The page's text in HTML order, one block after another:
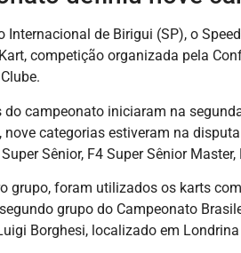
Internacional de Birigui (SP), o
competição organizada pela
do campeonato iniciaram na
nove categorias estiveram na
Sênior, F4 Super Sênior
grupo, foram utilizados os karts
grupo do Campeonato
Borghesi, localizado em